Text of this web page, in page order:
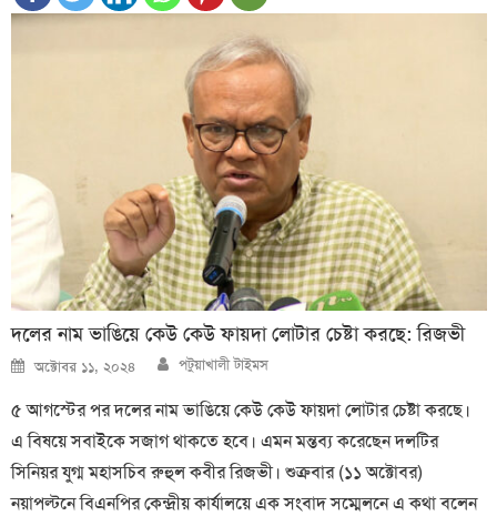
দলের নাম ভাঙিয়ে কেউ কেউ ফায়দা লোটার চেষ্টা করছে: রিজভী
Posted
on
অক্টোবর ১১, ২০২৪ Author
পটুয়াখালী টাইমস
৫ আগস্টের পর দলের নাম ভাঙিয়ে কেউ কেউ ফায়দা লোটার চেষ্টা করছে।
এ বিষয়ে সবাইকে সজাগ থাকতে হবে। এমন মন্তব্য করেছেন দলটির
সিনিয়র যুগ্ম মহাসচিব রুহুল কবীর রিজভী। শুক্রবার (১১ অক্টোবর)
নয়াপল্টনে বিএনপির কেন্দ্রীয় কার্যালয়ে এক সংবাদ সম্মেলনে এ কথা বলেন